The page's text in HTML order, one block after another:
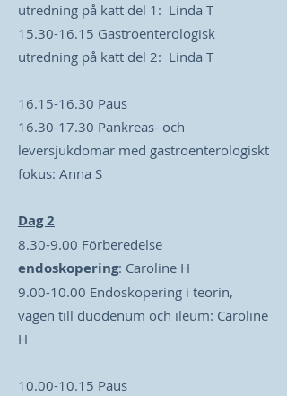
utredning på katt del 1: Linda T
15.30-16.15 Gastroenterologisk
utredning på katt del 2: Linda T
16.15-16.30 Paus
16.30-17.30 Pankreas- och
leversjukdomar med gastroenterologiskt
fokus: Anna S
Dag 2
8.30-9.00 Förberedelse
endoskopering: Caroline H
9.00-10.00 Endoskopering i teorin,
vägen till duodenum och ileum: Caroline
H
10.00-10.15 Paus